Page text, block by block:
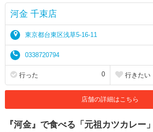
河金 千束店
東京都台東区浅草5-16-11
0338720794
行った 0 行きたい
店舗の詳細はこちら
『河金』で食べる「元祖カツカレー」